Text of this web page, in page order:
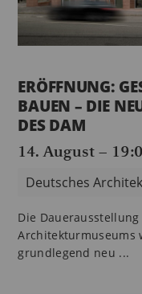
ERÖFFNUNG:
BAUEN – DIE
DES DAM
14. August –
Deutsches
Die
Architekturmuseums
grundlegend neu ...